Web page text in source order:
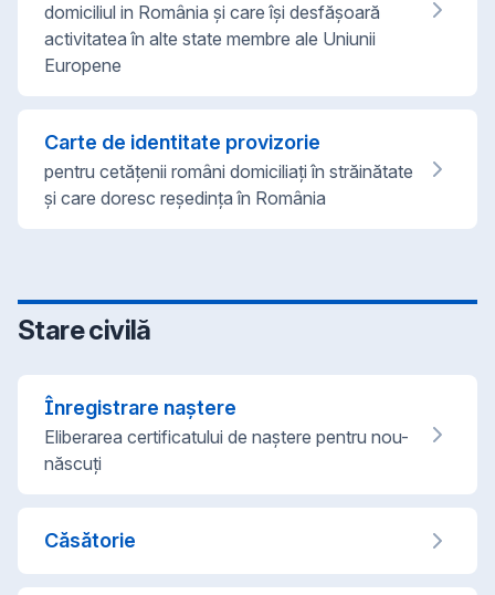
domiciliul in România și care își desfășoară
activitatea în alte state membre ale Uniunii
Europene
Carte de identitate provizorie
pentru cetățenii români domiciliați în străinătate
și care doresc reședința în România
Stare civilă
Înregistrare naștere
Eliberarea certificatului de naștere pentru nou-
născuți
Căsătorie